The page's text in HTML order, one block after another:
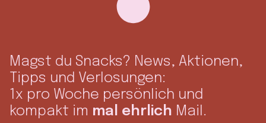
Magst du Snacks? News, Aktionen,
Tipps und Verlosungen:
1x pro Woche persönlich und
kompakt im mal ehrlich Mail.